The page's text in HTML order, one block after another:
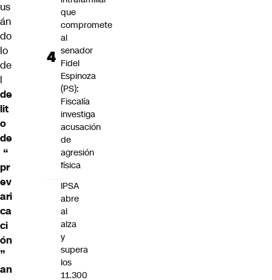
us
án
do
lo
de
l
de
lit
o
de
“
pr
ev
ari
ca
ci
ón
”
an
que
compromete
al
senador
Fidel
Espinoza
(PS):
Fiscalía
investiga
acusación
de
agresión
física
IPSA
abre
al
alza
y
supera
los
11.300